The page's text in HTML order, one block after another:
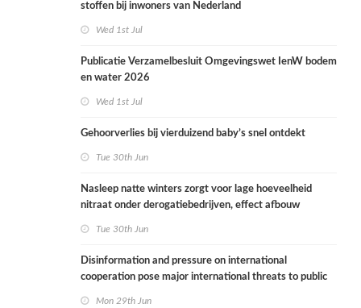
stoffen bij inwoners van Nederland
Wed 1st Jul
Publicatie Verzamelbesluit Omgevingswet IenW bodem
en water 2026
Wed 1st Jul
Gehoorverlies bij vierduizend baby’s snel ontdekt
Tue 30th Jun
Nasleep natte winters zorgt voor lage hoeveelheid
nitraat onder derogatiebedrijven, effect afbouw
Tue 30th Jun
Disinformation and pressure on international
cooperation pose major international threats to public
Mon 29th Jun